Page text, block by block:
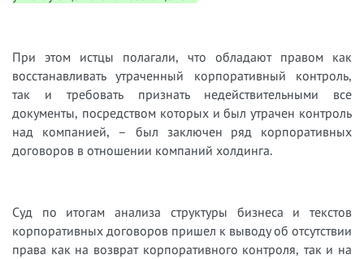
При этом истцы полагали, что обладают правом как
восстанавливать утраченный корпоративный контроль,
так и требовать признать недействительными все
документы, посредством которых и был утрачен контроль
над компанией, – был заключен ряд корпоративных
договоров в отношении компаний холдинга.
Суд по итогам анализа структуры бизнеса и текстов
корпоративных договоров пришел к выводу об отсутствии
права как на возврат корпоративного контроля, так и на